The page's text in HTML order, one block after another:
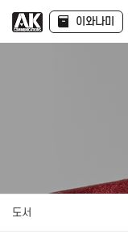
이와나미
도서